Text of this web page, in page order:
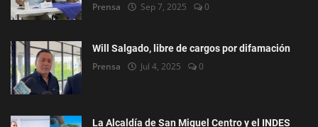
Prensa Sep 7, 2025 0
Will Salgado, libre de cargos por difamación
Prensa Jul 4, 2025 0
La Alcaldía de San Miguel Centro y el INDES